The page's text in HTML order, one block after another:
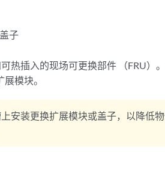
子
热插入的现场可更换部件 （FRU）
模块。
安装更换扩展模块或盖子，以降低